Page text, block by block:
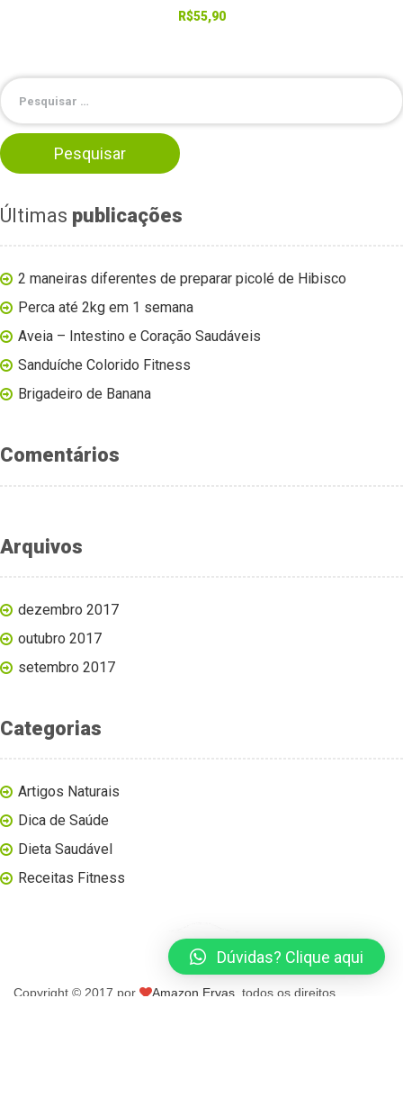
R$55,90
Últimas publicações
2 maneiras diferentes de preparar picolé de Hibisco
Perca até 2kg em 1 semana
Aveia – Intestino e Coração Saudáveis
Sanduíche Colorido Fitness
Brigadeiro de Banana
Comentários
Arquivos
dezembro 2017
outubro 2017
setembro 2017
Categorias
Artigos Naturais
Dica de Saúde
Dieta Saudável
Receitas Fitness
Copyright © 2017 por Amazon Ervas , todos os direitos
Dúvidas? Clique aqui